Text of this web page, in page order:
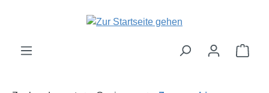
Zum Hauptinhalt springen